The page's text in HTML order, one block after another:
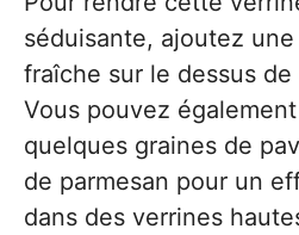
séduisante, ajoutez
fraîche sur le dessus
Vous pouvez
quelques graines de
de parmesan pour un
dans des verrines